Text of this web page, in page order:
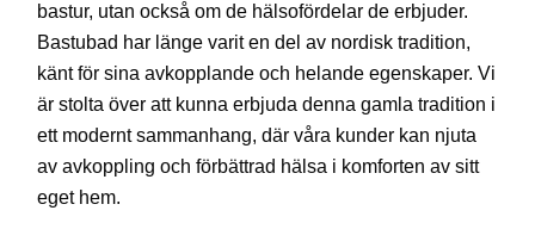
bastur, utan också om de hälsofördelar de erbjuder.
Bastubad har länge varit en del av nordisk tradition,
känt för sina avkopplande och helande egenskaper. Vi
är stolta över att kunna erbjuda denna gamla tradition i
ett modernt sammanhang, där våra kunder kan njuta
av avkoppling och förbättrad hälsa i komforten av sitt
eget hem.